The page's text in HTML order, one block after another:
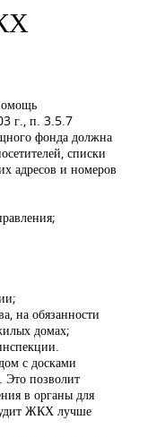
г., п. 3.5.7
фонда должна
списки
адресов и номеров
на обязанности
домах;
с досками
Это позволит
в органы для
ЖКХ лучше